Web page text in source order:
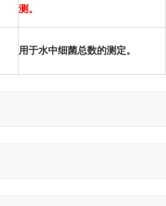
测。
用于水中细菌总数的测定。